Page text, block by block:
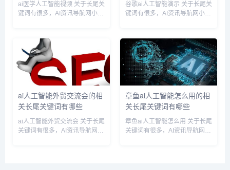
ai医学人工智能视频 关于长尾关
键词有很多，AI资讯导航网小编
长尾关键词有以下这些： ai医学
人工智能视频...
谷歌ai人工智能演示 关于长尾关
键词有很多，AI资讯导航网小编
键词。 谷歌ai人工智能演示相关
长尾关键词有以下这些： 谷歌ai
人工智能演示...
ai人工智能外贸交流会的相
关长尾关键词有哪些
ai人工智能外贸交流会 关于长尾
关键词有很多，AI资讯导航网小
章鱼ai人工智能怎么用的相
关长尾关键词有哪些
章鱼ai人工智能怎么用 关于长尾
关键词有很多，AI资讯导航网小